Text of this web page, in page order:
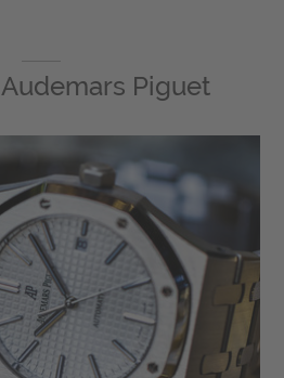
Audemars Piguet